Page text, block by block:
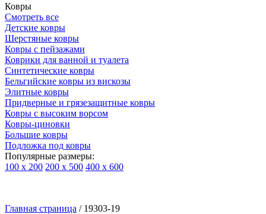
Ковры
Смотреть все
Детские ковры
Шерстяные ковры
Ковры с пейзажами
Коврики для ванной и туалета
Синтетические ковры
Бельгийские ковры из вискозы
Элитные ковры
Придверные и грязезащитные ковры
Ковры с высоким ворсом
Ковры-циновки
Большие ковры
Подложка под ковры
Популярные размеры:
100 х 200 200 х 500 400 х 600
типу
Главная страница / 19303-19